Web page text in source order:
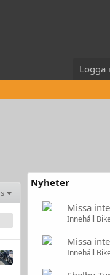
Logga
Nyheter
Missa
Innehåll
Missa
Innehåll